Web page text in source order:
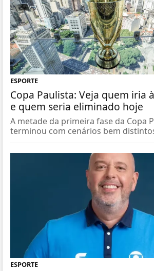
ESPORTE
Copa Paulista: Veja quem iria
e quem seria eliminado hoje
A metade da primeira fase da Copa
terminou com cenários bem
ESPORTE